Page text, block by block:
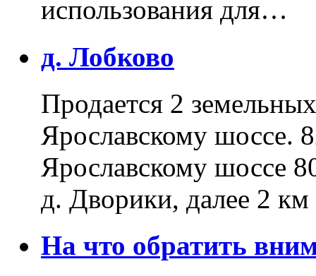
использования для…
д. Лобково
Продается 2
Ярославскому
Ярославскому шоссе
д. Дворики, далее 2
На что обратить